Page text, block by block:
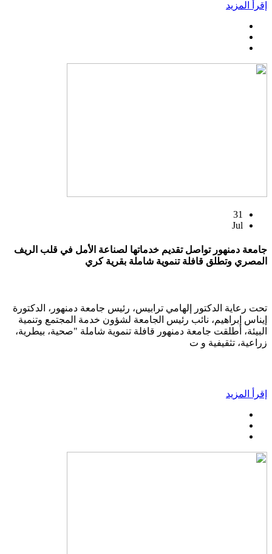
إقرأ المزيد
31
Jul
جامعة دمنهور تواصل تقديم خدماتها لصناعة الأمل في قلب الريف
المصري وتطلق قافلة تنموية شاملة بقرية كري
تحت رعاية الدكتور إلهامي ترابيس، رئيس جامعة دمنهور، الدكتورة
إيناس إبراهيم، نائب رئيس الجامعة لشؤون خدمة المجتمع وتنمية
البيئة، أطلقت جامعة دمنهور قافلة تنموية شاملة "صحية، بيطرية،
زراعية، تثقيفية و ت
إقرأ المزيد